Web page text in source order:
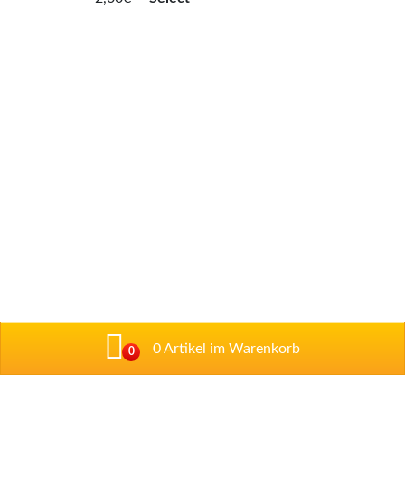
0 0 Artikel im Warenkorb